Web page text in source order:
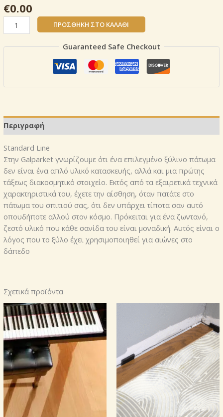
€0.00
ΗΜΙΜΑΣΙΦ
Η08
ποσότητα
ΠΡΟΣΘΉΚΗ ΣΤΟ ΚΑΛΆΘΙ
Guaranteed Safe Checkout
Περιγραφή
Standard Line
Στην Galparket γνωρίζουμε ότι ένα επιλεγμένο ξύλινο πάτωμα
δεν είναι ένα απλό υλικό κατασκευής, αλλά και μια πρώτης
τάξεως διακοσμητικό στοιχείο. Εκτός από τα εξαιρετικά τεχνικά
χαρακτηριστικά του, έχετε την αίσθηση, όταν πατάτε στο
πάτωμα του σπιτιού σας, ότι δεν υπάρχει τίποτα σαν αυτό
οπουδήποτε αλλού στον κόσμο. Πρόκειται για ένα ζωντανό,
ζεστό υλικό που κάθε σανίδα του είναι μοναδική. Αυτός είναι ο
λόγος που το ξύλο έχει χρησιμοποιηθεί για αιώνες στο
δάπεδο
Σχετικά προϊόντα